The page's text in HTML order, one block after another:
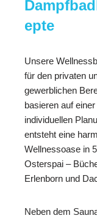
epte
Unsere
für den privaten
gewerblichen
basieren auf einer
individuellen
entsteht eine
Wellnessoase in
Osterspai –
Erlenborn und
Neben dem